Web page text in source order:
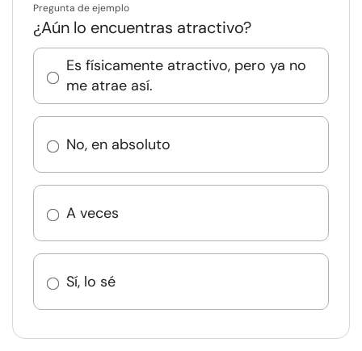
Pregunta de ejemplo
¿Aún lo encuentras atractivo?
Es físicamente atractivo, pero ya no
me atrae así.
No, en absoluto
A veces
Sí, lo sé